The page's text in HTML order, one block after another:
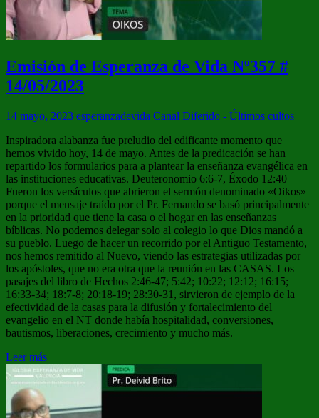
Emisión de Esperanza de Vida Nº357 #
14/05/2023
14 mayo, 2023 esperanzadevida Canal Diferido - Últimos cultos
Inspiradora alabanza fue preludio del edificante momento que
hemos vivido hoy, 14 de mayo. Antes de la predicación se han
repartido los formularios para a plantear la enseñanza evangélica en
las instituciones educativas. Deuteronomio 6:6-7, Éxodo 12:40
Fueron los versículos que abrieron el sermón denominado «Oikos»
porque el mensaje traído por el Pr. Fernando se basó principalmente
en la prioridad que tiene la casa o el hogar en las enseñanzas
bíblicas. No podemos delegar solo al colegio lo que Dios mandó a
su pueblo. Luego de hacer un recorrido por el Antiguo Testamento,
nos hemos remitido al Nuevo, viendo las estrategias utilizadas por
los apóstoles, que no era otra que la reunión en las CASAS. Los
pasajes del libro de Hechos 2:46-47; 5:42; 10:22; 12:12; 16:15;
16:33-34; 18:7-8; 20:18-19; 28:30-31, sirvieron de ejemplo de la
efectividad de la casas para la difusión y fortalecimiento del
evangelio en el NT donde había hospitalidad, conversiones,
bautismos, liberaciones, crecimiento y mucho más.
Leer más